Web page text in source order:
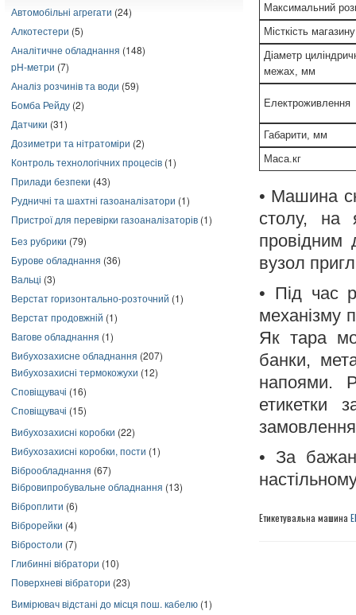
Автомобільні агрегати (24)
Алкотестери (5)
Аналітичне обладнання (148)
pH-метри (7)
Аналіз розчинів та води (59)
Бомба Рейду (2)
Датчики (31)
Дозиметри та нітратоміри (2)
Контроль технологічних процесів (1)
Прилади безпеки (43)
Рудничні та шахтні газоаналізатори (1)
Пристрої для перевірки газоаналізаторів (1)
Без рубрики (79)
Бурове обладнання (36)
Вальці (3)
Верстат горизонтально-розточний (1)
Верстат продовжній (1)
Вагове обладнання (1)
Вибухозахисне обладнання (207)
Вибухозахисні термокожухи (12)
Сповіщувачі (16)
Сповіщувачі (15)
Вибухозахисні коробки (22)
Вибухозахисні коробки, пости (1)
Віброобладнання (67)
Вібровипробувальне обладнання (13)
Віброплити (6)
Віброрейки (4)
Вібростоли (7)
Глибинні вібратори (10)
Поверхневі вібратори (23)
Вимірювач відстані до місця пош. кабелю (1)
Максимальний
Місткість
Діаметр
межах, мм
Електроживлення
Габарити, мм
Маса.кг
• Машина
столу, на
провідним
вузол
• Під час
механізму
Як тара
банки,
напоями.
етикетки
• За
Етикетувальна машина